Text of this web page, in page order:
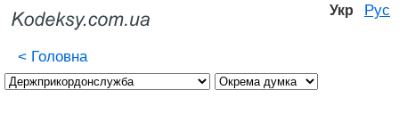
Укр Рус
< Головна